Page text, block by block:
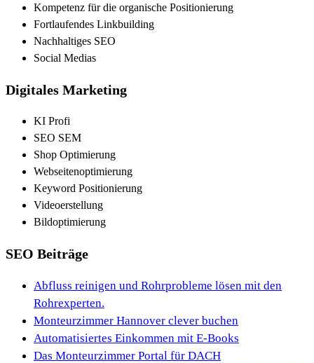
Kompetenz für die organische Positionierung
Fortlaufendes Linkbuilding
Nachhaltiges SEO
Social Medias
Digitales Marketing
KI Profi
SEO SEM
Shop Optimierung
Webseitenoptimierung
Keyword Positionierung
Videoerstellung
Bildoptimierung
SEO Beiträge
Abfluss reinigen und Rohrprobleme lösen mit den
Rohrexperten.
Monteurzimmer Hannover clever buchen
Automatisiertes Einkommen mit E-Books
Das Monteurzimmer Portal für DACH